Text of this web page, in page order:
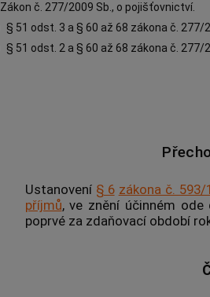
Zákon č. 277/2009 Sb., o pojišťovnictví.
§ 51 odst. 3 a § 60 až 68 zákona č. 277/
§ 51 odst. 2 a § 60 až 68 zákona č. 277/
Ustanovení § 6 zákona č.
příjmů, ve znění účinném
poprvé za zdaňovací období